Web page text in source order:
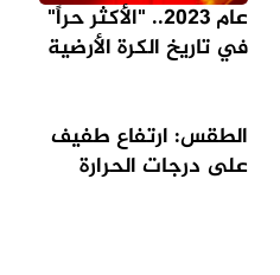
عام 2023.. "الأكثر حراً"
في تاريخ الكرة الأرضية
الطقس: ارتفاع طفيف
على درجات الحرارة